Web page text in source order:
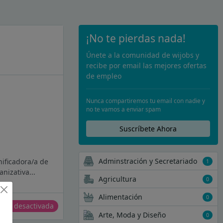
a de
desactivada
¡No te pierdas nada!
Únete a la comunidad de wijobs y
recibe por email las mejores ofertas
de empleo
Nunca compartiremos tu email con nadie y
no te vamos a enviar spam
Suscríbete Ahora
Adminstración y Secretariado 1
Agricultura 0
Alimentación 0
Arte, Moda y Diseño 0